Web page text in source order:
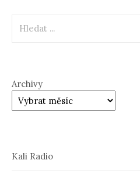
Archivy
Kali Radio